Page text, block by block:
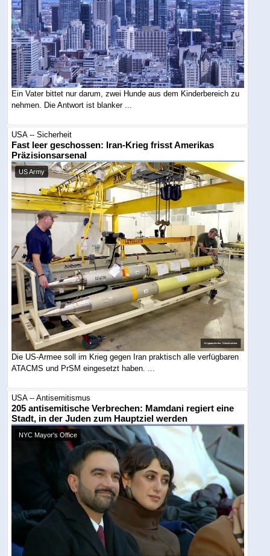
Ein Vater bittet nur darum, zwei Hunde aus dem Kinderbereich zu
nehmen. Die Antwort ist blanker ...
USA -- Sicherheit
Fast leer geschossen: Iran-Krieg frisst Amerikas
Präzisionsarsenal
US Army
Die US-Armee soll im Krieg gegen Iran praktisch alle verfügbaren
ATACMS und PrSM eingesetzt haben. ...
USA -- Antisemitismus
205 antisemitische Verbrechen: Mamdani regiert eine
Stadt, in der Juden zum Hauptziel werden
NYC Mayor's Office